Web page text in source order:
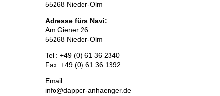
55268 Nieder-Olm
Adresse fürs Navi:
Am Giener 26
55268 Nieder-Olm
Tel.: +49 (0) 61 36 2340
Fax: +49 (0) 61 36 1392
Email:
info@dapper-anhaenger.de